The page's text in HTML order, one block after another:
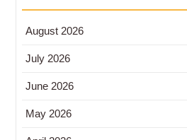
August 2026
July 2026
June 2026
May 2026